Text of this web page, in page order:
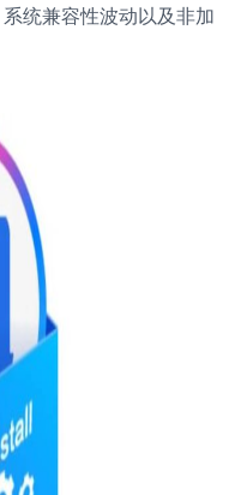
统兼容性波动以及非加